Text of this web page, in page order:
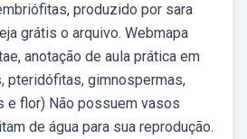
produzido por sara
grátis o arquivo. Webmapa
anotação de aula prática em
pteridófitas, gimnospermas,
e flor) Não possuem vasos
de água para sua reprodução.